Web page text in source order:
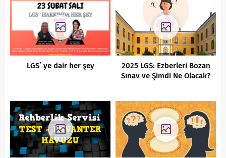
LGS’ ye dair her şey
2025 LGS: Ezberleri Bozan
Sınav ve Şimdi Ne Olacak?